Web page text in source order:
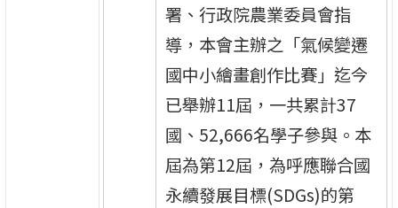
署、行政院農業委員會指
導，本會主辦之「氣候變遷
國中小繪畫創作比賽」迄今
已舉辦11屆，一共累計37
國、52,666名學子參與。本
屆為第12屆，為呼應聯合國
永續發展目標(SDGs)的第